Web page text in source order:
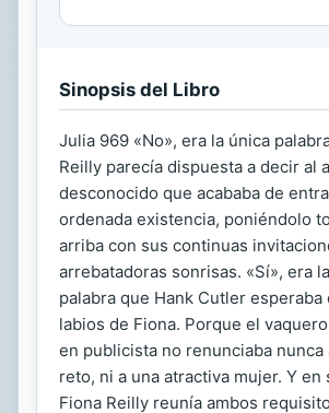
Sinopsis del Libro
Julia 969 «No», era la única
Reilly parecía dispuesta a decir al
desconocido que acababa de
ordenada existencia, poniéndolo
arriba con sus continuas
arrebatadoras sonrisas. «Sí», era
palabra que Hank Cutler esperaba
labios de Fiona. Porque el
en publicista no renunciaba nunca
reto, ni a una atractiva mujer. Y en
Fiona Reilly reunía ambos